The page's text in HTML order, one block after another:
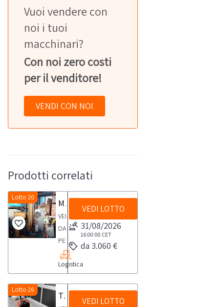
Vuoi vendere con
noi i tuoi
macchinari?
Con noi zero costi
per il venditore!
VENDI CON NOI
Prodotti correlati
Lotto 20
Muletto
VENDITA
DA
PERSONA
FISICAMuletto
uomo
piedi
a
Logistica
VEDI LOTTO
31/08/2026
16:00:00 CET
da 3.060 €
Lotto 26
Transpallet elettrico Toyota VEDI LOTTO